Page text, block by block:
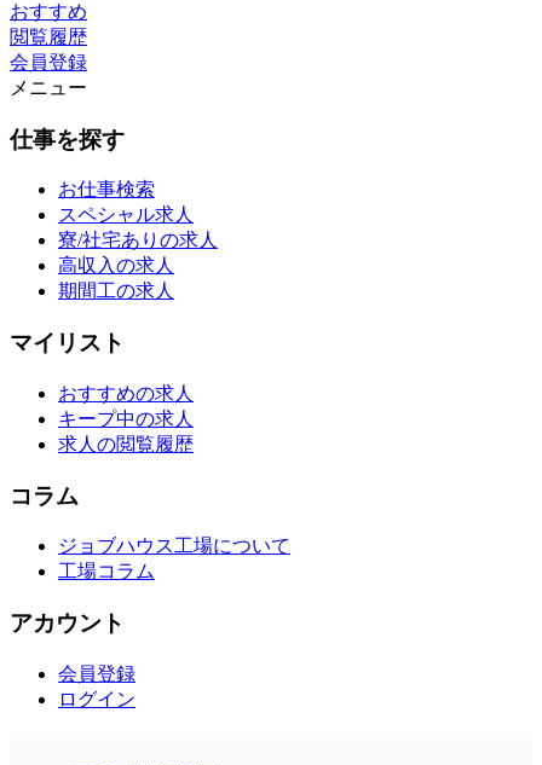
おすすめ
閲覧履歴
会員登録
メニュー
仕事を探す
お仕事検索
スペシャル求人
寮/社宅ありの求人
高収入の求人
期間工の求人
マイリスト
おすすめの求人
キープ中の求人
求人の閲覧履歴
コラム
ジョブハウス工場について
工場コラム
アカウント
会員登録
ログイン